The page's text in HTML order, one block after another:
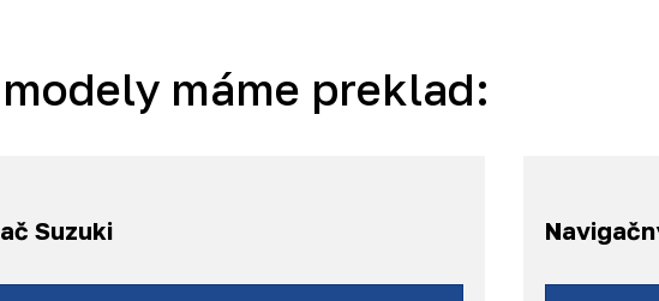
máme preklad:
Suzuki
Vitara